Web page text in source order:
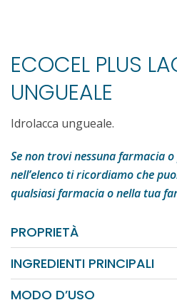
ECOCEL PLUS
UNGUEALE
Idrolacca ungueale.
Se non trovi nessuna farmacia
nell’elenco ti ricordiamo che
qualsiasi farmacia o nella tua
PROPRIETÀ
INGREDIENTI PRINCIPALI
MODO D’USO